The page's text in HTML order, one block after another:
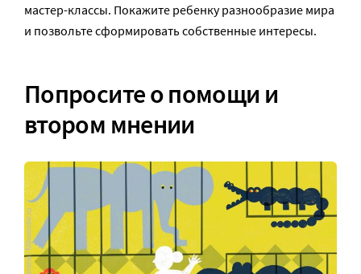
мастер-классы. Покажите ребенку разнообразие мира
и позвольте сформировать собственные интересы.
Попросите о помощи и
втором мнении